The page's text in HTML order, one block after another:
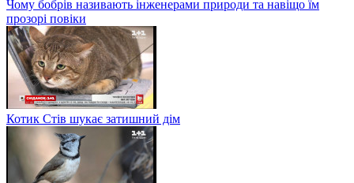
Чому бобрів називають інженерами природи та навіщо їм
прозорі повіки
Котик Стів шукає затишний дім